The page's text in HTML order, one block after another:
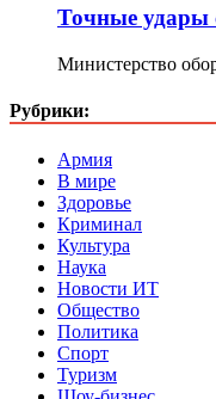
Точные удары
Министерство
Рубрики:
Армия
В мире
Здоровье
Криминал
Культура
Наука
Новости ИТ
Общество
Политика
Спорт
Туризм